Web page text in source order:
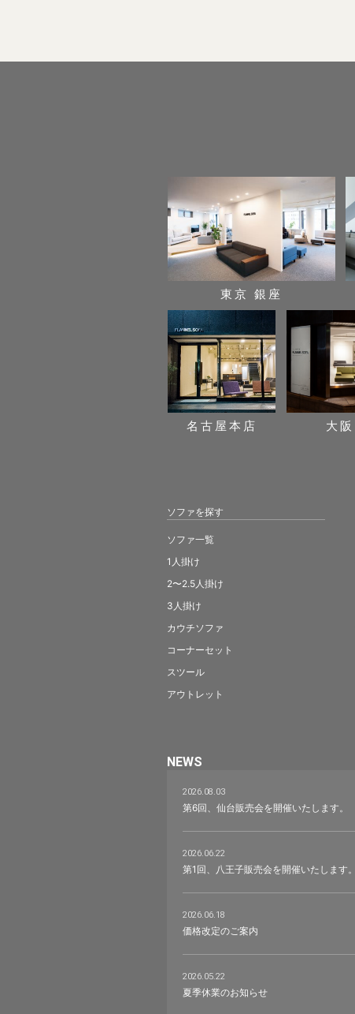
東京 銀座
名古屋本店 大阪
ソファを探す
ソファ一覧
1人掛け
2〜2.5人掛け
3人掛け
カウチソファ
コーナーセット
スツール
アウトレット
NEWS
2026.08.03
第6回、仙台販売会を開催いたします。
2026.06.22
第1回、八王子販売会を開催いたします。
2026.06.18
価格改定のご案内
2026.05.22
夏季休業のお知らせ